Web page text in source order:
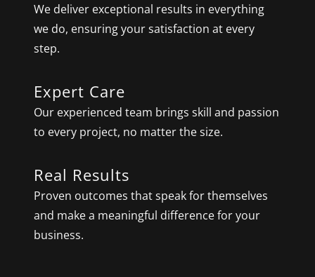
We deliver exceptional results in everything
we do, ensuring your satisfaction at every
step.
Expert Care
Our experienced team brings skill and passion
to every project, no matter the size.
Real Results
Proven outcomes that speak for themselves
and make a meaningful difference for your
business.